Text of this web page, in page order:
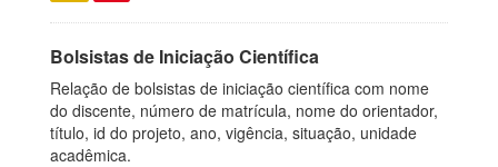
Bolsistas de Iniciação Científica
Relação de bolsistas de iniciação científica com nome
do discente, número de matrícula, nome do orientador,
título, id do projeto, ano, vigência, situação, unidade
acadêmica.